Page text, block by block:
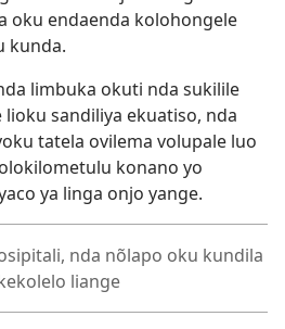
oku endaenda kolohongele
kunda.
limbuka okuti nda sukilile
sandiliya ekuatiso, nda
tatela ovilema volupale luo
konano yo
ya linga onjo yange.
nda nõlapo oku kundila
liange